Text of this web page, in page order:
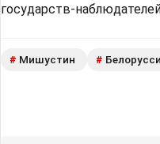
государств-
# Мишустин #